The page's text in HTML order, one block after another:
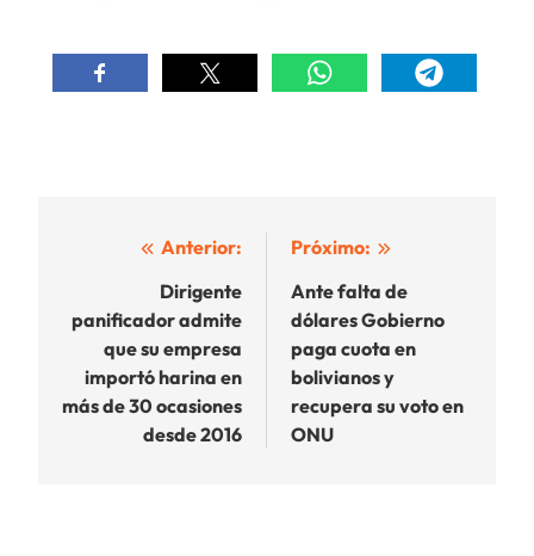
Navegación
entradas
Anterior:
Dirigente
panificador admite
que su empresa
importó harina en
más de 30 ocasiones
desde 2016
Próximo:
Ante falta de
dólares Gobierno
paga cuota en
bolivianos y
recupera su voto en
ONU